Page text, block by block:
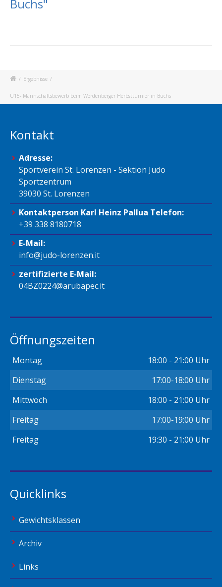
Buchs"
/ Ergebnisse /
U15- Mannschaftsbewerb beim Werdenberger Herbstturnier in Buchs
Kontakt
Adresse:
Sportverein St. Lorenzen - Sektion Judo
Sportzentrum
39030 St. Lorenzen
Kontaktperson Karl Heinz Pallua Telefon:
+39 338 8180718
E-Mail:
info@judo-lorenzen.it
zertifizierte E-Mail:
04BZ0224@arubapec.it
Öffnungszeiten
Montag
18:00 - 21:00 Uhr
Dienstag
17:00-18:00 Uhr
Mittwoch
18:00 - 21:00 Uhr
Freitag
17:00-19:00 Uhr
Freitag
19:30 - 21:00 Uhr
Quicklinks
Gewichtsklassen
Archiv
Links